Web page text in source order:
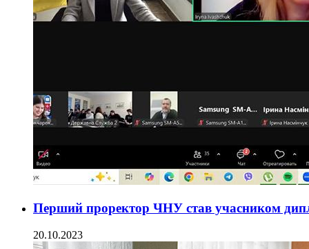
Перший проректор ЧНУ став учасником
20.10.2023